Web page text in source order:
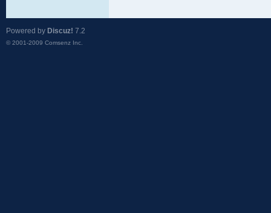
Powered by Discuz! 7.2
© 2001-2009 Comsenz Inc.